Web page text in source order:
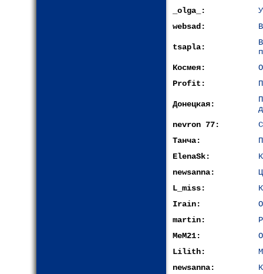
_olga_:
websad:
tsapla:
Космея:
Profit:
Донецкая:
nevron 77:
Танча:
ElenaSk:
newsanna:
L_miss:
Irain:
martin:
MeM21:
Lilith:
newsanna: